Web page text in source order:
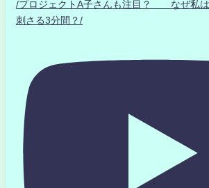
/プロジェクトA子さんも注目？ なぜ私は
刺さる3分間？/